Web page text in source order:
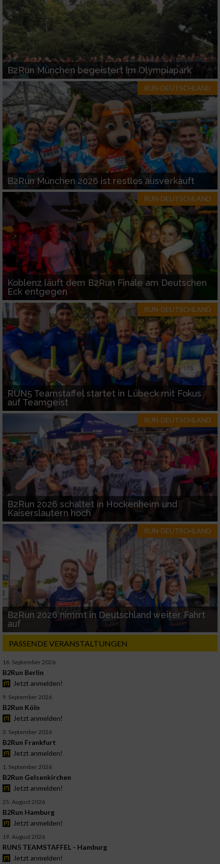
B2Run München begeistert im Olympiapark
RUN-DEUTSCHLAND
B2Run München 2026 ist restlos ausverkauft
RUN-DEUTSCHLAND
Koblenz läuft dem B2Run Finale am Deutschen
Eck entgegen
RUN-DEUTSCHLAND
RUN5 Teamstaffel startet in Lübeck mit Fokus
auf Teamgeist
RUN-DEUTSCHLAND
B2Run 2026 schaltet in Hockenheim und
Kaiserslautern hoch
RUN-DEUTSCHLAND
B2Run 2026 nimmt in Deutschland weiter Fahrt
auf
PASSENDE VERANSTALTUNGEN
16. September 2026
B2Run Berlin
Jetzt anmelden!
9. September 2026
B2Run Köln
Jetzt anmelden!
3. September 2026
B2Run Frankfurt
Jetzt anmelden!
1. September 2026
B2Run Gelsenkirchen
Jetzt anmelden!
25. August 2026
B2Run Hamburg
Jetzt anmelden!
19. August 2026
RUN5 TEAMSTAFFEL - Hamburg
Jetzt anmelden!